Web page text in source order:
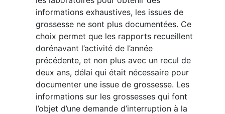
informations exhaustives, les issues de
grossesse ne sont plus documentées. Ce
choix permet que les rapports recueillent
dorénavant l’activité de l’année
précédente, et non plus avec un recul de
deux ans, délai qui était nécessaire pour
documenter une issue de grossesse. Les
informations sur les grossesses qui font
l’objet d’une demande d’interruption à la